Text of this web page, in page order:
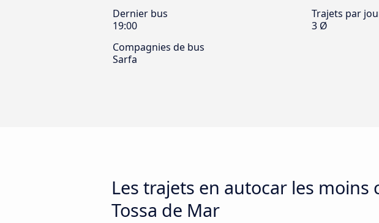
Dernier bus
19:00
Trajets par
3 Ø
Compagnies de bus
Sarfa
Les trajets en autocar les moins
Tossa de Mar